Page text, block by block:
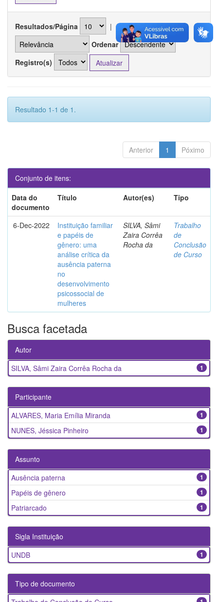
Resultados/Página | Ordenar registros por
Ordenar
Registro(s)
Resultado 1-1 de 1.
Anterior 1 Póximo
Conjunto de itens:
Data do
documento
Título Autor(es) Tipo
6-Dec-2022
Instituição familiar
e papéis de
gênero: uma
análise crítica da
ausência paterna
no
desenvolvimento
psicossocial de
mulheres
SILVA, Sâmi
Zaira Corrêa
Rocha da
Trabalho
de
Conclusão
de Curso
Busca facetada
Autor
1
SILVA, Sâmi Zaira Corrêa Rocha da
Participante
1
ALVARES, Maria Emília Miranda
1
NUNES, Jéssica Pinheiro
Assunto
1
Ausência paterna
1
Papéis de gênero
1
Patriarcado
Sigla Instituição
1
UNDB
Tipo de documento